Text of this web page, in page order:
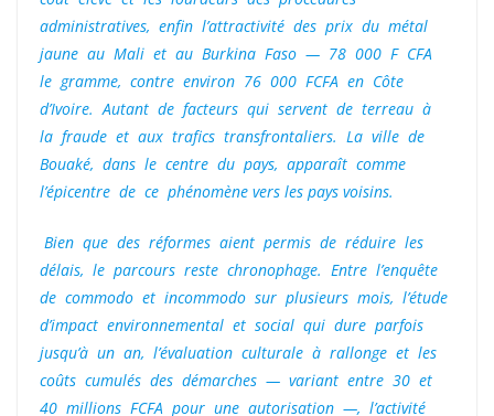
administratives, enfin l’attractivité des prix du métal
jaune au Mali et au Burkina Faso — 78 000 F CFA
le gramme, contre environ 76 000 FCFA en Côte
d’Ivoire. Autant de facteurs qui servent de terreau à
la fraude et aux trafics transfrontaliers. La ville de
Bouaké, dans le centre du pays, apparaît comme
l’épicentre de ce phénomène vers les pays voisins.
Bien que des réformes aient permis de réduire les
délais, le parcours reste chronophage. Entre l’enquête
de commodo et incommodo sur plusieurs mois, l’étude
d’impact environnemental et social qui dure parfois
jusqu’à un an, l’évaluation culturale à rallonge et les
coûts cumulés des démarches — variant entre 30 et
40 millions FCFA pour une autorisation —, l’activité